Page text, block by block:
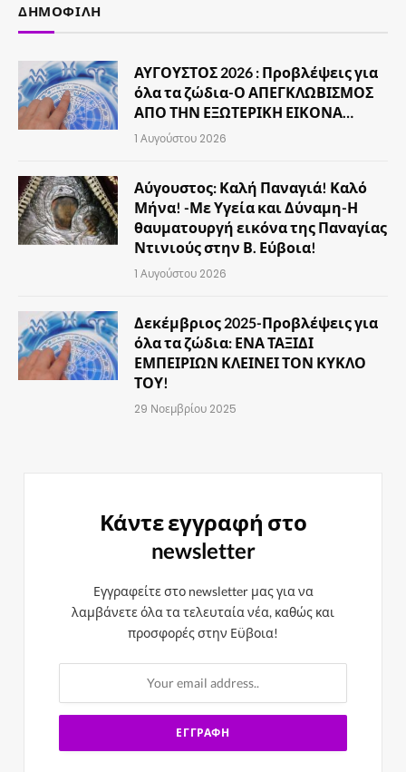
ΔΗΜΟΦΙΛΉ
ΑΥΓΟΥΣΤΟΣ 2026 : Προβλέψεις για
όλα τα ζώδια-Ο ΑΠΕΓΚΛΩΒΙΣΜΟΣ
ΑΠΟ ΤΗΝ ΕΞΩΤΕΡΙΚΗ ΕΙΚΟΝΑ…
1 Αυγούστου 2026
Αύγουστος: Καλή Παναγιά! Καλό
Μήνα! -Με Υγεία και Δύναμη-Η
θαυματουργή εικόνα της Παναγίας
Ντινιούς στην Β. Εύβοια!
1 Αυγούστου 2026
Δεκέμβριος 2025-Προβλέψεις για
όλα τα ζώδια: ΕΝΑ ΤΑΞΙΔΙ
ΕΜΠΕΙΡΙΩΝ ΚΛΕΙΝΕΙ ΤΟΝ ΚΥΚΛΟ
ΤΟΥ!
29 Νοεμβρίου 2025
Κάντε εγγραφή στο
newsletter
Εγγραφείτε στο newsletter μας για να
λαμβάνετε όλα τα τελευταία νέα, καθώς και
προσφορές στην Εϋβοια!